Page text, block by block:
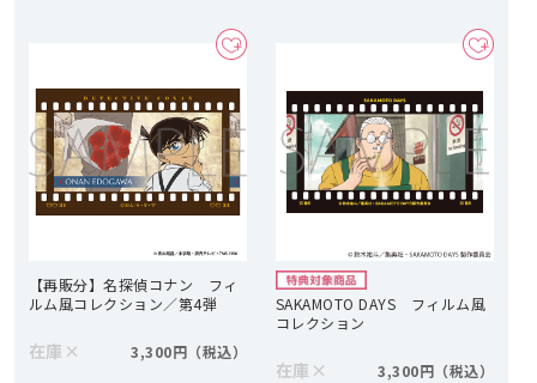
【再販分】名探偵コナン フィ
ルム風コレクション／第4弾
在庫 × 3,300円
SAKAMOTO DAYS フィルム風
コレクション
在庫 × 3,300円